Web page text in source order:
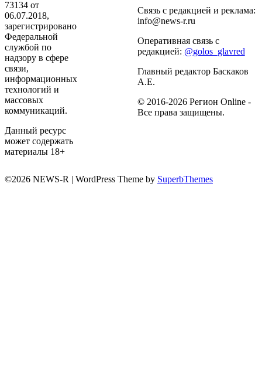
73134 от
06.07.2018,
зарегистрировано
Федеральной
службой по
надзору в сфере
связи,
информационных
технологий и
массовых
коммуникаций.
Данный ресурс
может содержать
материалы 18+
Связь с редакцией и реклама:
info@news-r.ru
Оперативная связь с
редакцией: @golos_glavred
Главный редактор Баскаков
А.Е.
© 2016-2026 Регион Online -
Все права защищены.
©2026 NEWS-R | WordPress Theme by SuperbThemes